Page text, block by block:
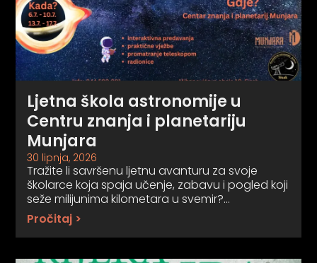
Ljetna škola astronomije u
Centru znanja i planetariju
Munjara
30 lipnja, 2026
Tražite li savršenu ljetnu avanturu za svoje
školarce koja spaja učenje, zabavu i pogled koji
seže milijunima kilometara u svemir?…
Pročitaj >